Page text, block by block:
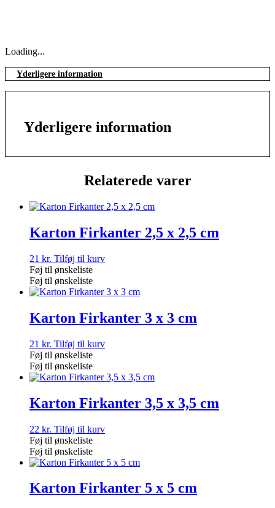
Loading...
Yderligere information
Yderligere information
Relaterede varer
Karton Firkanter 2,5 x 2,5 cm
21 kr. Tilføj til kurv
Føj til ønskeliste
Føj til ønskeliste
Karton Firkanter 3 x 3 cm
21 kr. Tilføj til kurv
Føj til ønskeliste
Føj til ønskeliste
Karton Firkanter 3,5 x 3,5 cm
22 kr. Tilføj til kurv
Føj til ønskeliste
Føj til ønskeliste
Karton Firkanter 5 x 5 cm